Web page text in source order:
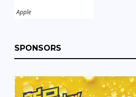
Apple
SPONSORS